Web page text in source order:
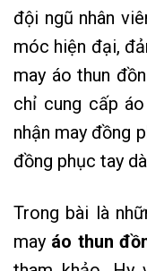
đội ngũ nhân
móc hiện đại,
may áo thun
chỉ cung cấp
nhận may đồng
đồng phục tay
Trong bài là
may áo thun